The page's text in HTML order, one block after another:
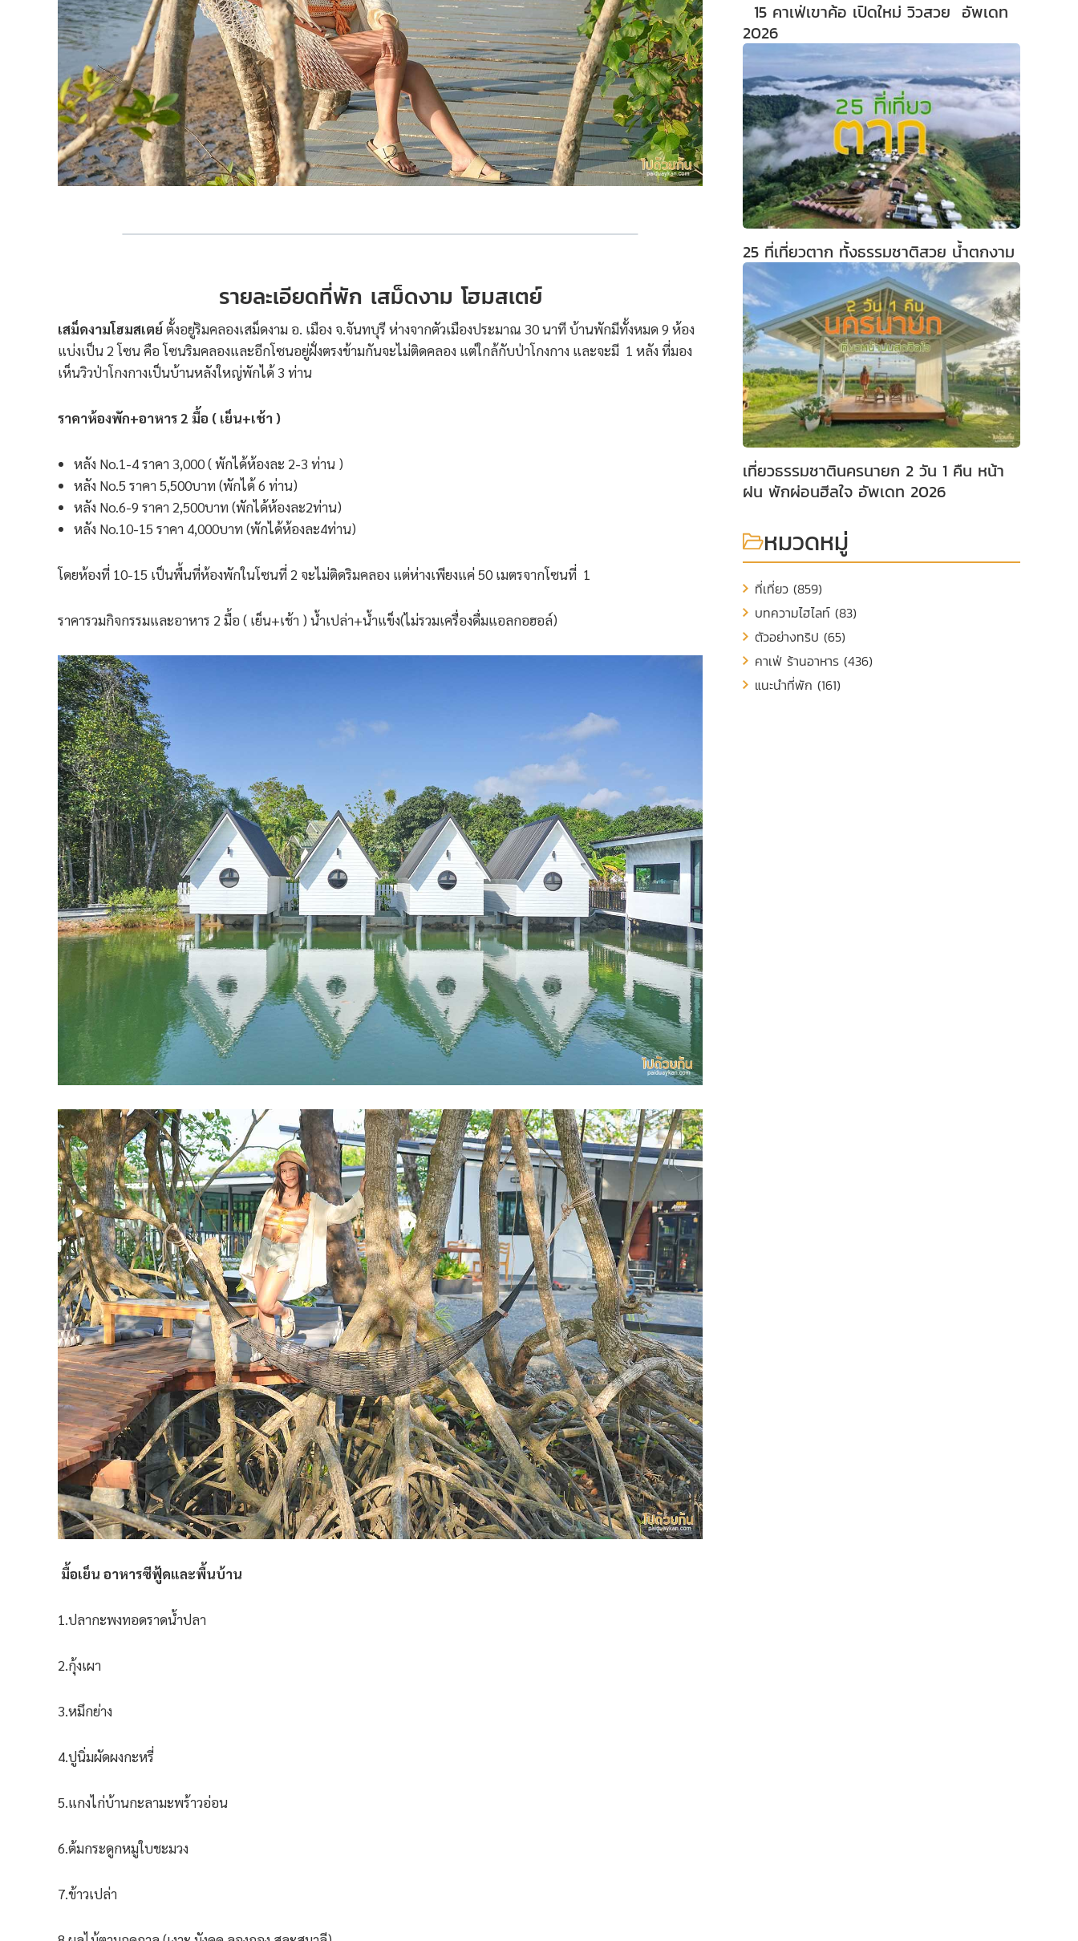
รายละเอียดที่พัก เสม็ดงาม โฮมสเตย์
เสม็ดงามโฮมสเตย์ ตั้งอยู่ริมคลองเสม็ดงาม อ. เมือง จ.จันทบุรี ห่างจากตัวเมืองประมาณ 30 นาที บ้านพักมีทั้งหมด 9 ห้อง
แบ่งเป็น 2 โซน คือ โซนริมคลองและอีกโซนอยู่ฝั่งตรงข้ามกันจะไม่ติดคลอง แต่ใกล้กับป่าโกงกาง และจะมี 1 หลัง ที่มอง
เห็นวิวป่าโกงกางเป็นบ้านหลังใหญ่พักได้ 3 ท่าน
ราคาห้องพัก+อาหาร 2 มื้อ ( เย็น+เช้า )
หลัง No.1-4 ราคา 3,000 ( พักได้ห้องละ 2-3 ท่าน )
หลัง No.5 ราคา 5,500บาท (พักได้ 6 ท่าน)
หลัง No.6-9 ราคา 2,500บาท (พักได้ห้องละ2ท่าน)
หลัง No.10-15 ราคา 4,000บาท (พักได้ห้องละ4ท่าน)
โดยห้องที่ 10-15 เป็นพื้นที่ห้องพักในโซนที่ 2 จะไม่ติดริมคลอง แต่ห่างเพียงแค่ 50 เมตรจากโซนที่ 1
ราคารวมกิจกรรมและอาหาร 2 มื้อ ( เย็น+เช้า ) น้ำเปล่า+น้ำแข็ง(ไม่รวมเครื่องดื่มแอลกอฮอล์)
มื้อเย็น อาหารซีฟู้ดและพื้นบ้าน
1.ปลากะพงทอดราดน้ำปลา
2.กุ้งเผา
3.หมึกย่าง
4.ปูนิ่มผัดผงกะหรี่
5.แกงไก่บ้านกะลามะพร้าวอ่อน
6.ต้มกระดูกหมูใบชะมวง
7.ข้าวเปล่า
15 คาเฟ่เขาค้อ เปิดใหม่ วิวสวย อัพเดท
2026
25 ที่เที่ยวตาก ทั้งธรรมชาติสวย น้ำตกงาม
เที่ยวธรรมชาตินครนายก 2 วัน 1 คืน หน้า
ฝน พักผ่อนฮีลใจ อัพเดท 2026
หมวดหมู่
ที่เที่ยว (859)
บทความไฮไลท์ (83)
ตัวอย่างทริป (65)
คาเฟ่ ร้านอาหาร (436)
แนะนำที่พัก (161)